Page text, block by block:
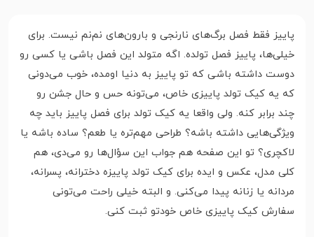
پاییز فقط فصل برگ‌های نارنجی و بارون‌های نم‌نم نیست. برای
خیلی‌ها، پاییز فصل تولده. اگه متولد این فصل باشی یا کسی رو
دوست داشته باشی که تو پاییز به دنیا اومده، خوب می‌دونی
که یه کیک تولد پاییزی خاص، می‌تونه حس و حال جشن رو
چند برابر کنه. ولی واقعا یه کیک تولد برای فصل پاییز باید چه
ویژگی‌هایی داشته باشه؟ طراحی مهم‌تره یا طعم؟ ساده باشه یا
لاکچری؟ تو این صفحه هم جواب این سؤال‌ها رو می‌دی، هم
کلی مدل، عکس و ایده برای کیک تولد پاییزه دخترانه، پسرانه،
مردانه یا زنانه پیدا می‌کنی. و البته خیلی راحت می‌تونی
سفارش کیک پاییزی خاص خودتو ثبت کنی.